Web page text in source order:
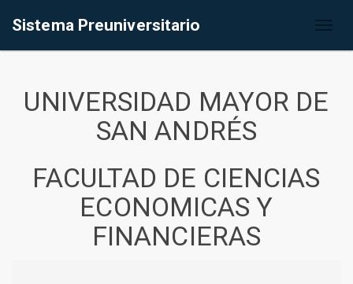
Sistema Preuniversitario
UNIVERSIDAD MAYOR DE
SAN ANDRÉS
FACULTAD DE CIENCIAS
ECONOMICAS Y
FINANCIERAS